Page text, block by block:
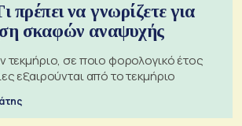
πρέπει να γνωρίζετε για
σκαφών αναψυχής
τεκμήριο, σε ποιο φορολογικό έτος
εξαιρούνται από το τεκμήριο